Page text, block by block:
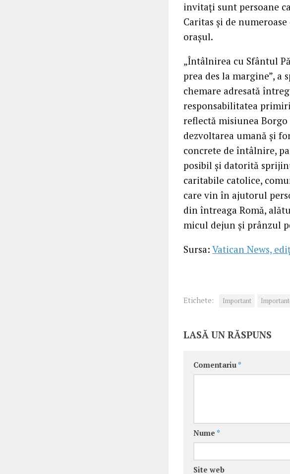
invitați sunt persoane
Caritas și de
orașul.
„Întâlnirea cu Sfântul
prea des la margine”, a
chemare adresată
responsabilitatea
reflectă misiunea
dezvoltarea umană și
concrete de întâlnire,
posibil și datorită
caritabile catolice,
care vin în ajutorul
din întreaga Romă,
micul dejun și prânzul
Sursa: Vatican News,
Etichete: Important
LASĂ UN RĂSPUNS
Comentariu *
Nume *
Site web